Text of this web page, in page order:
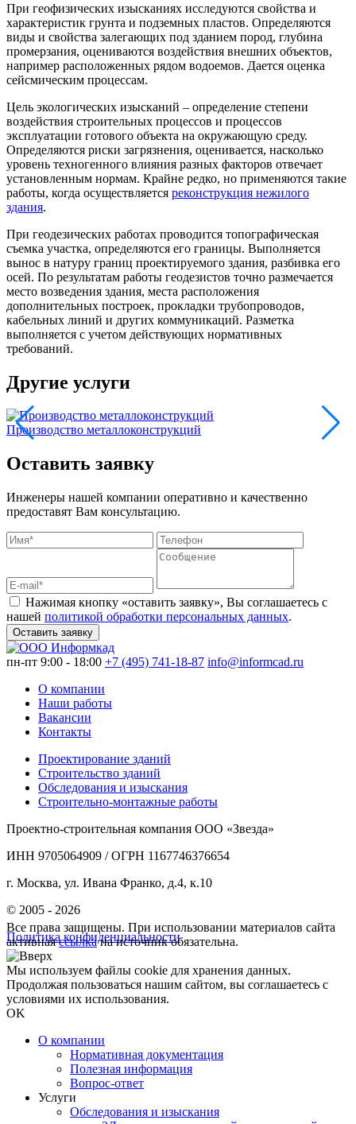
При геофизических изысканиях исследуются свойства и
характеристик грунта и подземных пластов. Определяются
виды и свойства залегающих под зданием пород, глубина
промерзания, оцениваются воздействия внешних объектов,
например расположенных рядом водоемов. Дается оценка
сейсмическим процессам.
Цель экологических изысканий – определение степени
воздействия строительных процессов и процессов
эксплуатации готового объекта на окружающую среду.
Определяются риски загрязнения, оценивается, насколько
уровень техногенного влияния разных факторов отвечает
установленным нормам. Крайне редко, но применяются такие
работы, когда осуществляется реконструкция нежилого
здания.
При геодезических работах проводится топографическая
съемка участка, определяются его границы. Выполняется
вынос в натуру границ проектируемого здания, разбивка его
осей. По результатам работы геодезистов точно размечается
место возведения здания, места расположения
дополнительных построек, прокладки трубопроводов,
кабельных линий и других коммуникаций. Разметка
выполняется с учетом действующих нормативных
требований.
Другие услуги
Производство металлоконструкций
Оставить заявку
Инженеры нашей компании оперативно и качественно
предоставят Вам консультацию.
Нажимая кнопку «оставить заявку», Вы соглашаетесь с
нашей политикой обработки персональных данных.
Оставить заявку
пн-пт 9:00 - 18:00 +7 (495) 741-18-87 info@informcad.ru
О компании
Наши работы
Вакансии
Контакты
Проектирование зданий
Строительство зданий
Обследования и изыскания
Строительно-монтажные работы
Проектно-строительная компания ООО «Звезда»
ИНН 9705064909 / ОГРН 1167746376654
г. Москва, ул. Ивана Франко, д.4, к.10
© 2005 - 2026
Политика конфиденциальности
Все права защищены. При использовании материалов сайта
активнаяссылкана источник обязательна.
Мы используем файлы cookie для хранения данных.
Продолжая пользоваться нашим сайтом, вы соглашаетесь с
условиями их использования.
OK
О компании
Нормативная документация
Полезная информация
Вопрос-ответ
Услуги
Обследования и изыскания